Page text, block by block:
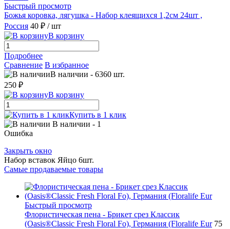
Быстрый просмотр
Божья коровка, лягушка - Набор клеящихся 1,2см 24шт ,
Россия 40 ₽ / шт
В корзину
Подробнее
Сравнение В избранное
В наличии - 6360 шт.
250 ₽
В корзину
Купить в 1 клик
В наличии - 1
Ошибка
Закрыть окно
Набор вставок Яйцо 6шт.
Самые продаваемые товары
Быстрый просмотр
Флористическая пена - Брикет срез Классик
(Oasis®Classic Fresh Floral Fo), Германия (Floralife Eur 75